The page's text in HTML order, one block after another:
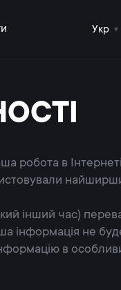
Укр
робота в
інший час)
інформація не
в